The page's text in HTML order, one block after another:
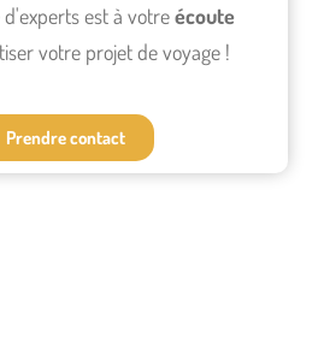
est à votreécoute
votre projet de voyage !
Prendre contact